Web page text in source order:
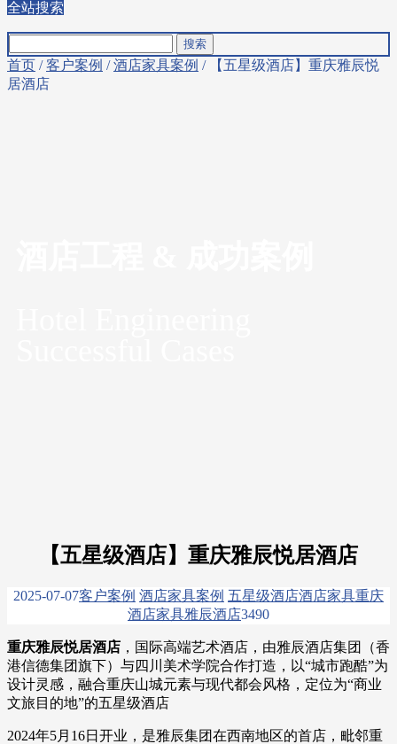
全站搜索
首页 /客户案例 /酒店家具案例 / 【五星级酒店】重庆雅辰悦
居酒店​
【五星级酒店】重庆雅辰悦居酒店​
2025-07-07客户案例 酒店家具案例 五星级酒店酒店家具重庆
酒店家具雅辰酒店3490
重庆雅辰悦居酒店​ ，国际高端艺术酒店，由雅辰酒店集团（香
港信德集团旗下）与四川美术学院合作打造，以“城市跑酷”为
设计灵感，融合重庆山城元素与现代都会风格，定位为“商业
文旅目的地”的五星级酒店
2024年5月16日开业，是雅辰集团在西南地区的首店，毗邻重